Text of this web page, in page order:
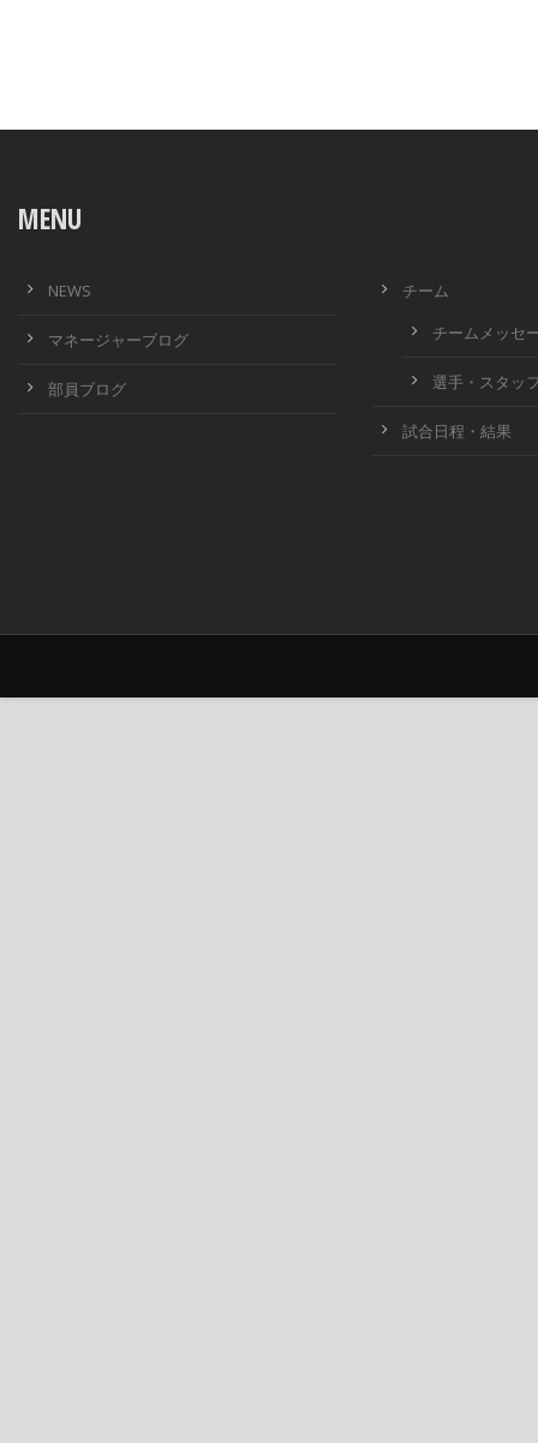
MENU
NEWS
マネージャーブログ
部員ブログ
チーム
チームメッセ
選手・スタッ
試合日程・結果